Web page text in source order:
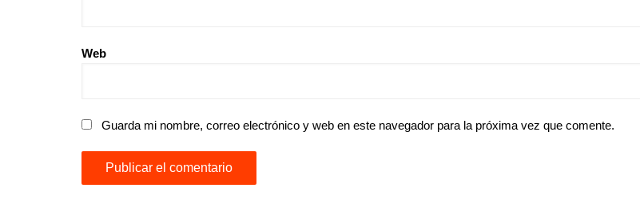
Web
Guarda mi nombre, correo electrónico y web en este navegador para la próxima vez que comente.